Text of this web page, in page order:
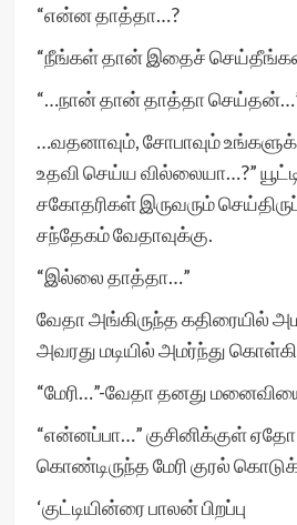
“என்ன தாத்தா…?
“நீங்கள் தான் இதைச்
“…நான் தான் தாத்தா
…வதனாவும், சோபாவும்
உதவி செய்ய வில்லையா…?”
சகோதரிகள் இருவரும்
சந்தேகம் வேதாவுக்கு.
“இல்லை தாத்தா…”
வேதா அங்கிருந்த கதிரையில்
அவரது மடியில் அமர்ந்து
“மேரி…”-வேதா தனது
“என்னப்பா…” குசினிக்குள்
கொண்டிருந்த மேரி குரல்
‘குட்டியின்ரை பாலன் பிறப்பு